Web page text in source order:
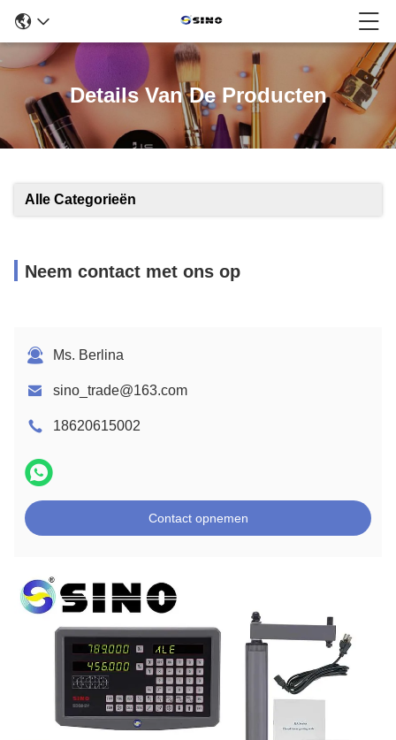
Details Van De Producten
Alle Categorieën
Neem contact met ons op
Ms. Berlina
sino_trade@163.com
18620615002
Contact opnemen